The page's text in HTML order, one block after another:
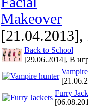
[21.04.2013],
Back to School
[29.06.2014], В
Furry